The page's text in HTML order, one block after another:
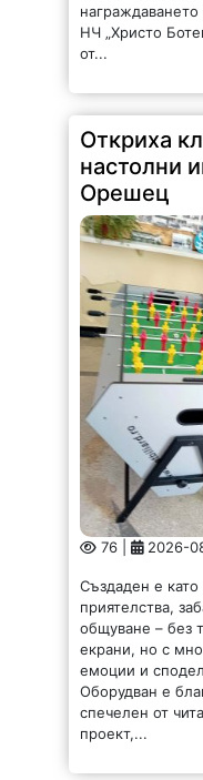
НЧ „Христо
от...
Откриха
настолни
Орешец
76 | 2026-
Създаден е
приятелства,
общуване – без
екрани, но с
емоции и
Оборудван е
спечелен от
проект,...